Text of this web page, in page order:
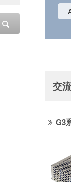
交
G3